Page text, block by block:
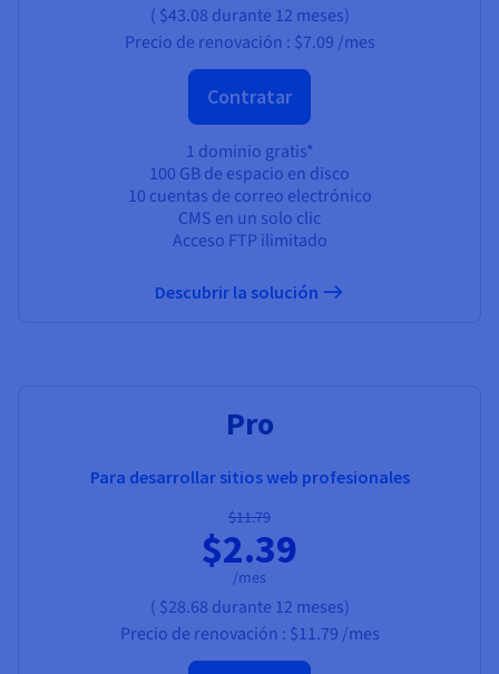
( $43.08 durante 12 meses)
Precio de renovación : $7.09 /mes
Contratar
1 dominio gratis*
100 GB de espacio en disco
10 cuentas de correo electrónico
CMS en un solo clic
Acceso FTP ilimitado
Descubrir la solución
Pro
Para desarrollar sitios web profesionales
$11.79
$2.39
/mes
( $28.68 durante 12 meses)
Precio de renovación : $11.79 /mes